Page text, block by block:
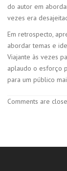
do autor em
vezes era
Em retrospecto,
abordar temas e
Viajante às vezes
aplaudo o esforço
para um público
Comments are